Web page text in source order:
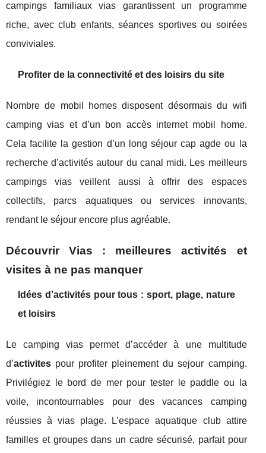
campings familiaux vias garantissent un programme
riche, avec club enfants, séances sportives ou soirées
conviviales.
Profiter de la connectivité et des loisirs du site
Nombre de mobil homes disposent désormais du wifi
camping vias et d’un bon accès internet mobil home.
Cela facilite la gestion d’un long séjour cap agde ou la
recherche d’activités autour du canal midi. Les meilleurs
campings vias veillent aussi à offrir des espaces
collectifs, parcs aquatiques ou services innovants,
rendant le séjour encore plus agréable.
Découvrir Vias : meilleures activités et
visites à ne pas manquer
Idées d’activités pour tous : sport, plage, nature
et loisirs
Le camping vias permet d’accéder à une multitude
d’activites pour profiter pleinement du sejour camping.
Privilégiez le bord de mer pour tester le paddle ou la
voile, incontournables pour des vacances camping
réussies à vias plage. L’espace aquatique club attire
familles et groupes dans un cadre sécurisé, parfait pour